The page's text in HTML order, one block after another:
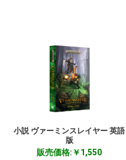
小説 ヴァーミンスレイヤー 英語
版
販売価格:￥1,550